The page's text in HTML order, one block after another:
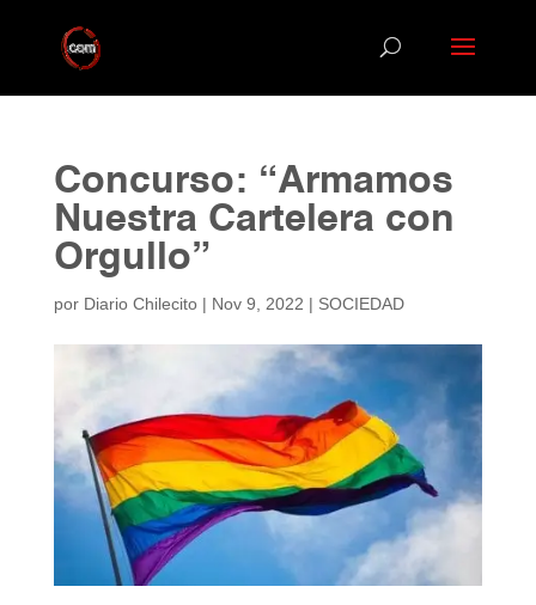
Concurso: “Armamos
Nuestra Cartelera con
Orgullo”
por Diario Chilecito| Nov 9, 2022 | SOCIEDAD